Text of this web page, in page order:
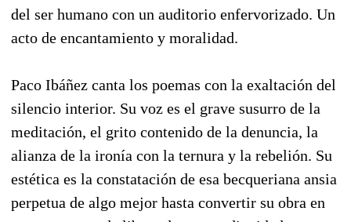
del ser humano con un auditorio enfervorizado. Un
acto de encantamiento y moralidad.
Paco Ibáñez canta los poemas con la exaltación del
silencio interior. Su voz es el grave susurro de la
meditación, el grito contenido de la denuncia, la
alianza de la ironía con la ternura y la rebelión. Su
estética es la constatación de esa becqueriana ansia
perpetua de algo mejor hasta convertir su obra en